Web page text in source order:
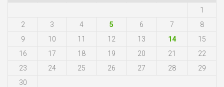
1
2
3 4 5 6 7
8
9
10 11 12 13 14
15
16
17 18 19 20 21
22
23
24 25 26 27 28
29
30